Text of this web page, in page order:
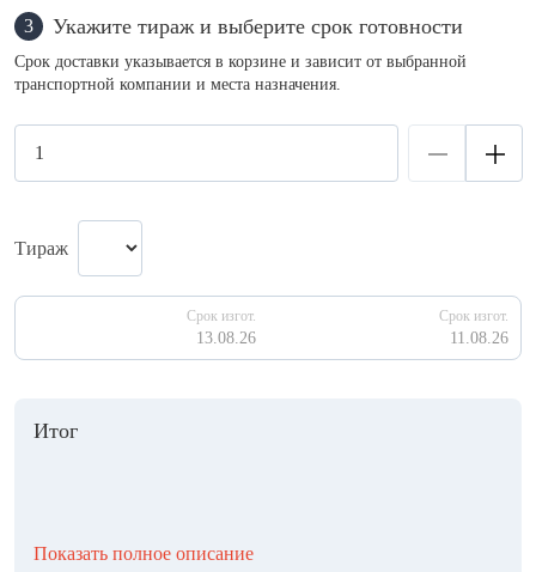
3 Укажите тираж и выберите срок готовности
Срок доставки указывается в корзине и зависит от выбранной
транспортной компании и места назначения.
Тираж
Срок изгот.
13.08.26
Срок изгот.
11.08.26
Итог
Показать полное описание